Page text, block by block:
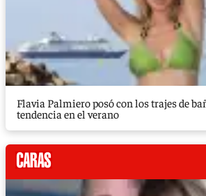
Flavia Palmiero posó con los trajes de
tendencia en el verano